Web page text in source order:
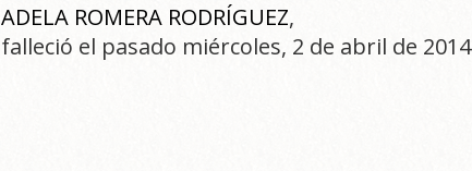
ADELA ROMERA RODRÍGUEZ,
falleció el pasado miércoles, 2 de abril de 2014